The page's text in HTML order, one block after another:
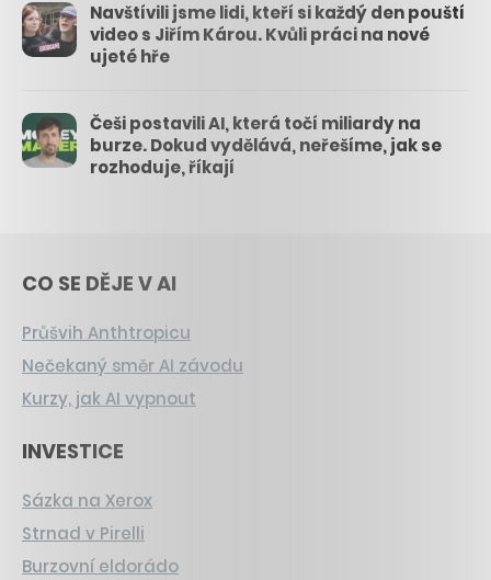
Navštívili jsme lidi, kteří si každý den pouští
video s Jiřím Károu. Kvůli práci na nové
ujeté hře
Češi postavili AI, která točí miliardy na
burze. Dokud vydělává, neřešíme, jak se
rozhoduje, říkají
CO SE DĚJE V AI
Průšvih Anthtropicu
Nečekaný směr AI závodu
Kurzy, jak AI vypnout
INVESTICE
Sázka na Xerox
Strnad v Pirelli
Burzovní eldorádo